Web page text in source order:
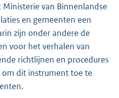
van Binnenlandse
en gemeenten een
zijn onder andere de
voor het verhalen van
richtlijnen en procedures
dit instrument toe te